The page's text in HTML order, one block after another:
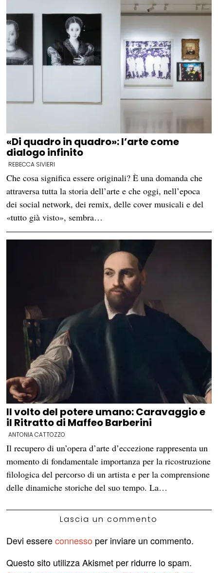
«Di quadro in quadro»: l’arte come
dialogo infinito
REBECCA SIVIERI
Che cosa significa essere originali? È una domanda che
attraversa tutta la storia dell’arte e che oggi, nell’epoca
dei social network, dei remix, delle cover musicali e del
«tutto già visto», sembra…
Il volto del potere umano: Caravaggio e
il Ritratto di Maffeo Barberini
ANTONIA CATTOZZO
Il recupero di un’opera d’arte d’eccezione rappresenta un
momento di fondamentale importanza per la ricostruzione
filologica del percorso di un artista e per la comprensione
delle dinamiche storiche del suo tempo. La…
Lascia un commento
Devi essereconnesso per inviare un commento.
Questo sito utilizza Akismet per ridurre lo spam.